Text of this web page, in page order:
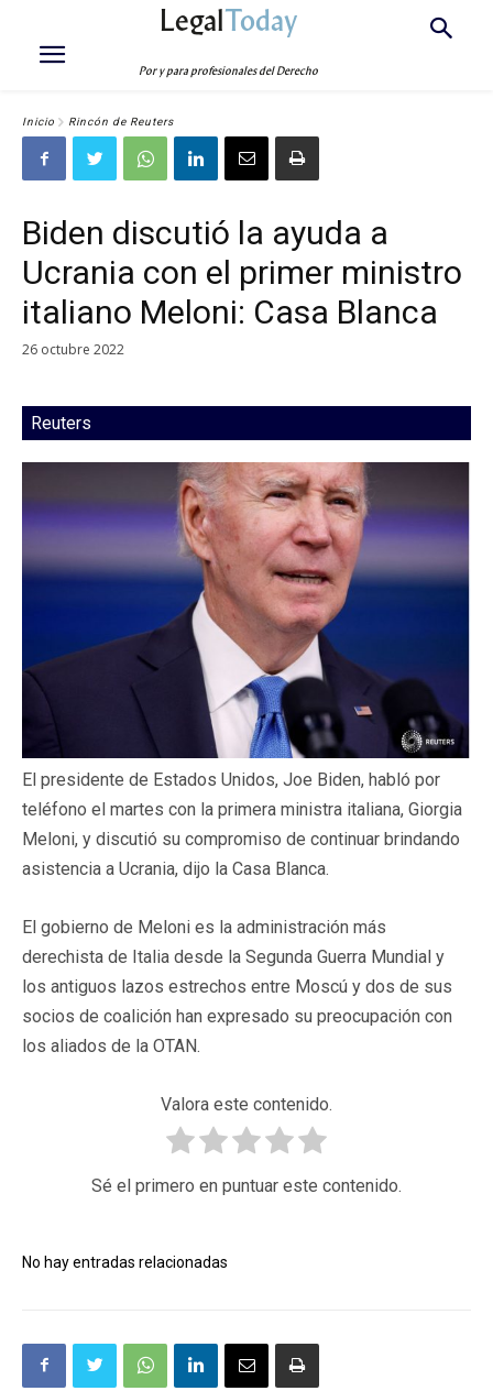
LegalToday
Por y para profesionales del Derecho
Inicio Rincón de Reuters
Biden discutió la ayuda a
Ucrania con el primer ministro
italiano Meloni: Casa Blanca
26 octubre 2022
Reuters
El presidente de Estados Unidos, Joe Biden, habló por
teléfono el martes con la primera ministra italiana, Giorgia
Meloni, y discutió su compromiso de continuar brindando
asistencia a Ucrania, dijo la Casa Blanca.
El gobierno de Meloni es la administración más
derechista de Italia desde la Segunda Guerra Mundial y
los antiguos lazos estrechos entre Moscú y dos de sus
socios de coalición han expresado su preocupación con
los aliados de la OTAN.
Valora este contenido.
Sé el primero en puntuar este contenido.
No hay entradas relacionadas